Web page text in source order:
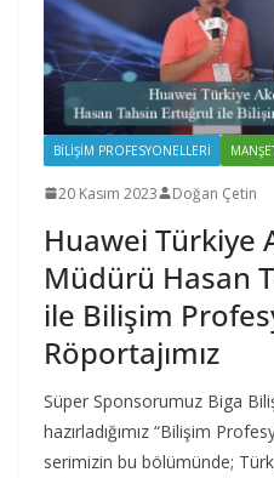
BILIŞIM PROFESYONELLERI
20 Kasım 2023 Doğan Çetin
Huawei Türkiye
Müdürü Hasan
ile Bilişim
Röportajımız
Süper Sponsorumuz Biga
hazırladığımız “Bilişim
serimizin bu bölümünde;